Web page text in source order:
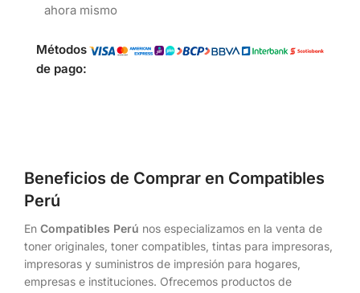
ahora mismo
Métodos
de pago:
Beneficios de Comprar en Compatibles
Perú
En Compatibles Perú nos especializamos en la venta de
toner originales, toner compatibles, tintas para impresoras,
impresoras y suministros de impresión para hogares,
empresas e instituciones. Ofrecemos productos de